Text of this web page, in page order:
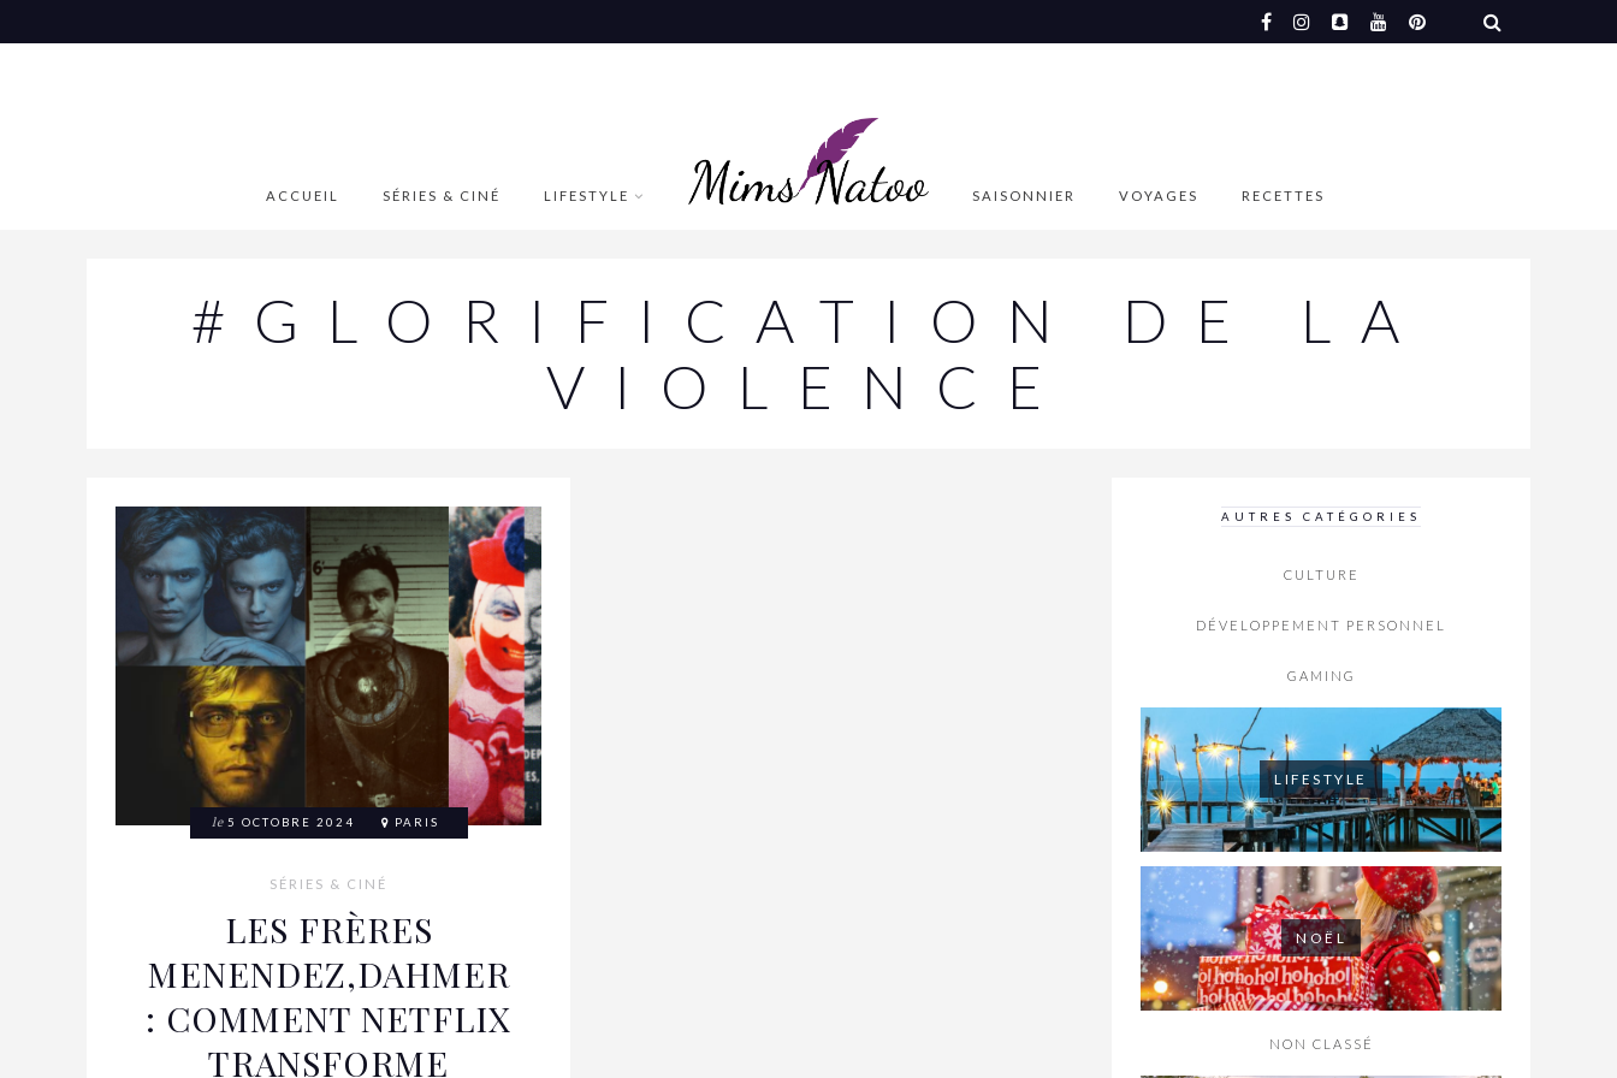
au
ACCUEIL SÉRIES & CINÉ LIFESTYLE SAISONNIER VOYAGES RECETTES
#GLORIFICATION DE LA
VIOLENCE
le 5 OCTOBRE 2024 PARIS
SÉRIES & CINÉ
LES FRÈRES
MENENDEZ,DAHMER
: COMMENT NETFLIX
TRANSFORME
AUTRES CATÉGORIES
CULTURE
DÉVELOPPEMENT PERSONNEL
GAMING
LIFESTYLE
NOËL
NON CLASSÉ